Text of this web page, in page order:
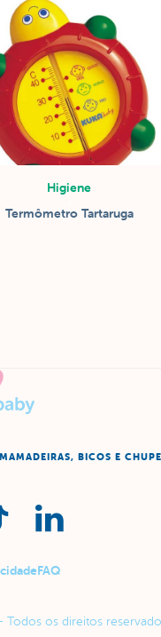
Higiene
Higiene do BEBÊ
Termômetro Tartaruga
MAMADEIRAS, BICOS E
FAQ
os direitos